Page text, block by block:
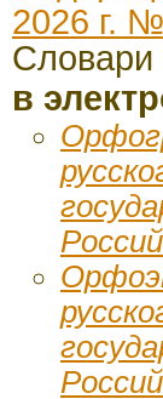
2026 г.
в